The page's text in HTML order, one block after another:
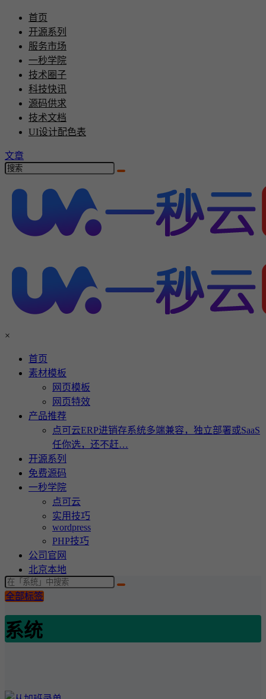
首页
开源系列
服务市场
一秒学院
技术圈子
科技快讯
源码供求
技术文档
UI设计配色表
文章
×
首页
素材模板
网页模板
网页特效
产品推荐
点可云ERP进销存系统多端兼容，独立部署或SaaS
任你选，还不赶…
开源系列
免费源码
一秒学院
点可云
实用技巧
wordpress
PHP技巧
公司官网
北京本地
全部标签
系统